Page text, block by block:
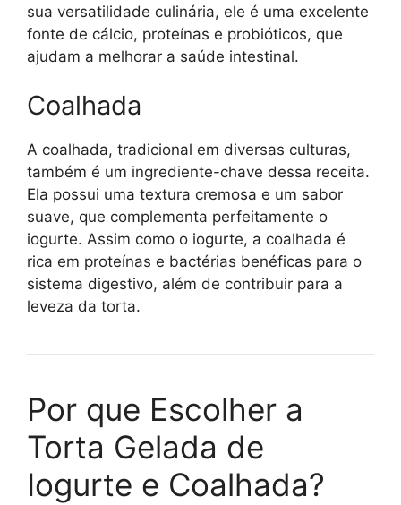
sua versatilidade culinária, ele é uma excelente
fonte de cálcio, proteínas e probióticos, que
ajudam a melhorar a saúde intestinal.
Coalhada
A coalhada, tradicional em diversas culturas,
também é um ingrediente-chave dessa receita.
Ela possui uma textura cremosa e um sabor
suave, que complementa perfeitamente o
iogurte. Assim como o iogurte, a coalhada é
rica em proteínas e bactérias benéficas para o
sistema digestivo, além de contribuir para a
leveza da torta.
Por que Escolher a
Torta Gelada de
Iogurte e Coalhada?